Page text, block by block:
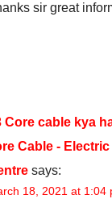
sir great
Core cable kya
Cable -
says:
18, 2021 at 1:04